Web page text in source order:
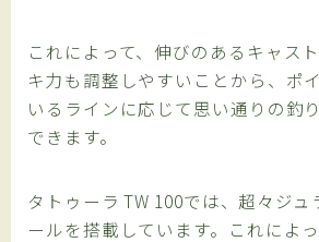
これによって、伸びのあるキャス
キ力も調整しやすいことから、ポ
いるラインに応じて思い通りの釣
できます。
タトゥーラ TW 100では、超々ジ
ールを搭載しています。これによ